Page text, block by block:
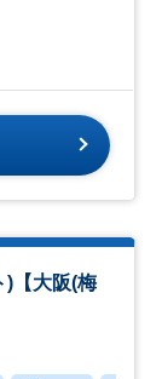
)【大阪(梅